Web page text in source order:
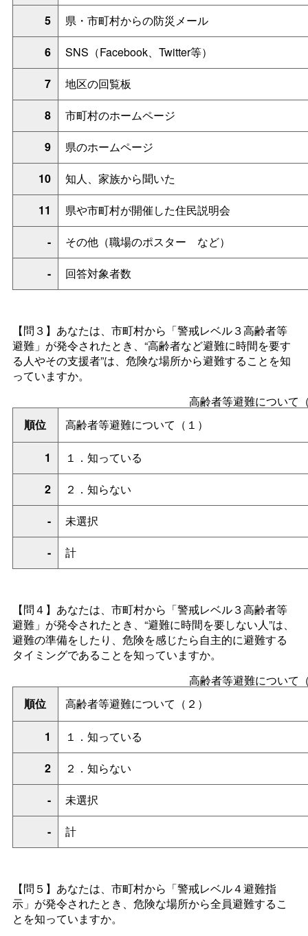
5
県・市町村からの防災メール
6
SNS（Facebook、Twitter等）
7
地区の回覧板
8
市町村のホームページ
9
県のホームページ
10
知人、家族から聞いた
11
県や市町村が開催した住民説明会
-
その他（職場のポスター など）
-
回答対象者数
【問３】あなたは、市町村から「警戒レベル３高齢者等
避難」が発令されたとき、“高齢者など避難に時間を要す
る人やその支援者”は、危険な場所から避難することを知
っていますか。
高齢者等避難について
順位
高齢者等避難について（１）
1
１．知っている
2
２．知らない
-
未選択
-
計
【問４】あなたは、市町村から「警戒レベル３高齢者等
避難」が発令されたとき、“避難に時間を要しない人”は、
避難の準備をしたり、危険を感じたら自主的に避難する
タイミングであることを知っていますか。
高齢者等避難について
順位
高齢者等避難について（２）
1
１．知っている
2
２．知らない
-
未選択
-
計
【問５】あなたは、市町村から「警戒レベル４避難指
示」が発令されたとき、危険な場所から全員避難するこ
とを知っていますか。